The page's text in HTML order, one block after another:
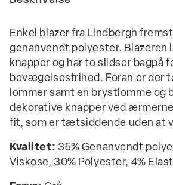
Enkel blazer fra Lindbergh
genanvendt polyester. Blazeren
knapper og har to slidser bagpå
bevægelsesfrihed. Foran er der
lommer samt en brystlomme og
dekorative knapper ved
fit, som er tætsiddende uden at
Kvalitet: 35% Genanvendt
Viskose, 30% Polyester, 4%